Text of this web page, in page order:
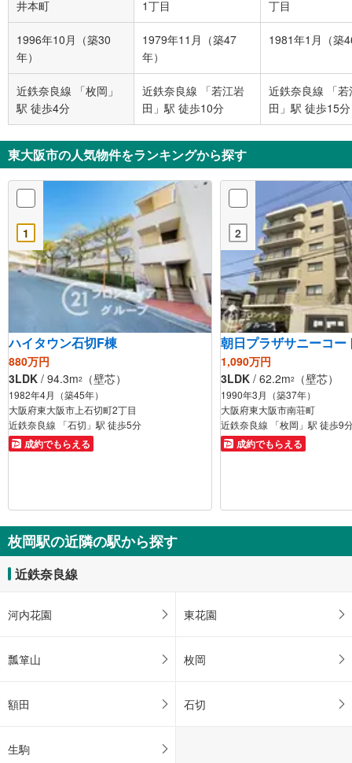
井本町 1丁目 丁目
1996年10月（築30
年）
1979年11月（築47
年）
1981年1月（築
近鉄奈良線 「枚岡」
駅 徒歩4分
近鉄奈良線 「若江岩
田」駅 徒歩10分
近鉄奈良線 「若
田」駅 徒歩15分
東大阪市の人気物件をランキングから探す
1
ハイタウン石切F棟
880万円
3LDK / 94.3m2 （壁芯）
1982年4月（築45年）
大阪府東大阪市上石切町2丁目
近鉄奈良線 「石切」駅 徒歩5分
成約でもらえる
2
朝日プラザサニーコ
1,090万円
3LDK / 62.2m2 （壁芯）
1990年3月（築37年）
大阪府東大阪市南荘町
近鉄奈良線 「枚岡」駅 徒歩9
成約でもらえる
枚岡駅の近隣の駅から探す
近鉄奈良線
河内花園 東花園
瓢箪山 枚岡
額田 石切
生駒